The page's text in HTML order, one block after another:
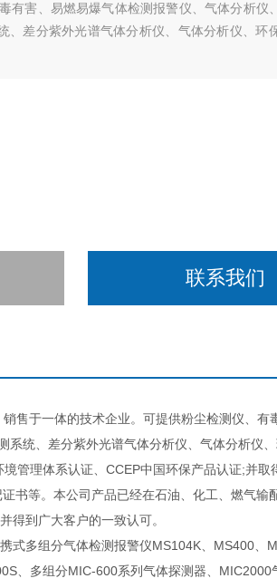
有害、易燃易爆气体检测报警仪、气体分析仪
、差分紫外光谱气体分析仪、气体分析仪、环
联系我们
于一体的技术企业。可提供粉尘检测仪、有
统、差分紫外光谱气体分析仪、气体分析仪
管理体系认证、CCEP中国环保产品认证;并取
书等。本公司产品已经在石油、化工、燃气输
得到广大客户的一致认可。
多组分气体检测报警仪MS104K、MS400、
、多组分MIC-600系列气体探测器、MIC2000